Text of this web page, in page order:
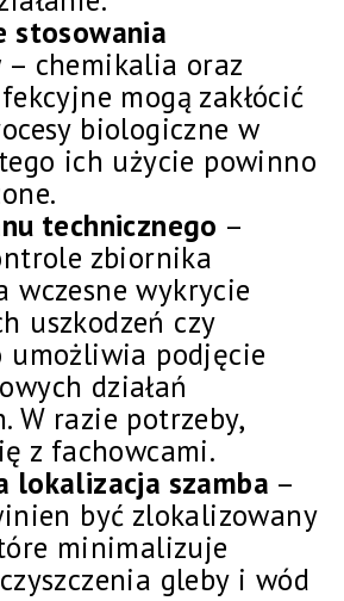
stosowania
– chemikalia oraz
mogą zakłócić
biologiczne w
ich użycie powinno
technicznego –
zbiornika
wczesne wykrycie
uszkodzeń czy
umożliwia podjęcie
działań
W razie potrzeby,
z fachowcami.
lokalizacja szamba –
być zlokalizowany
minimalizuje
gleby i wód